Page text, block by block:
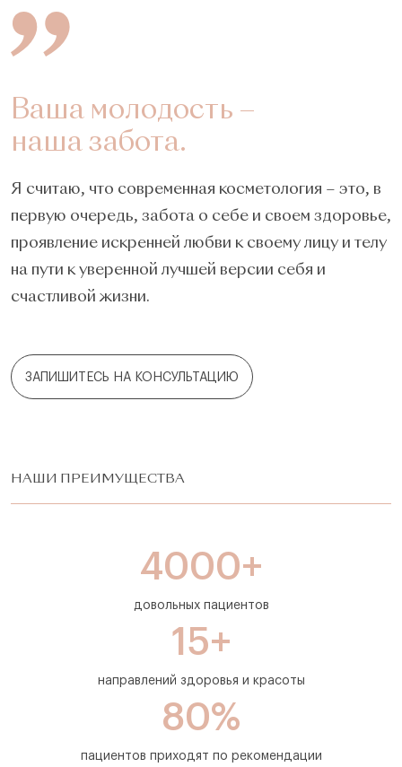
Ваша молодость –
наша забота.
Я считаю, что современная косметология – это, в
первую очередь, забота о себе и своем здоровье,
проявление искренней любви к своему лицу и телу
на пути к уверенной лучшей версии себя и
счастливой жизни.
ЗАПИШИТЕСЬ НА КОНСУЛЬТАЦИЮ
НАШИ ПРЕИМУЩЕСТВА
4000+
довольных пациентов
15+
направлений здоровья и красоты
80%
пациентов приходят по рекомендации